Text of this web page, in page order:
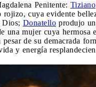
Penitente: Tiziano
rojizo, cuya evidente
Dios; Donatello produjo
una mujer cuya hermosa
pesar de su demacrada
y energía